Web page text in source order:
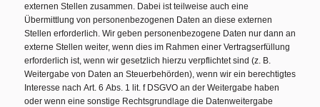
externen Stellen zusammen. Dabei ist teilweise auch eine
Übermittlung von personenbezogenen Daten an diese externen
Stellen erforderlich. Wir geben personenbezogene Daten nur dann an
externe Stellen weiter, wenn dies im Rahmen einer Vertragserfüllung
erforderlich ist, wenn wir gesetzlich hierzu verpflichtet sind (z. B.
Weitergabe von Daten an Steuerbehörden), wenn wir ein berechtigtes
Interesse nach Art. 6 Abs. 1 lit. f DSGVO an der Weitergabe haben
oder wenn eine sonstige Rechtsgrundlage die Datenweitergabe